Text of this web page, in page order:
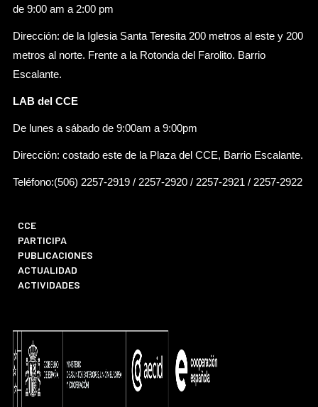
de 9:00 am a 2:00 pm
Dirección: de la Iglesia Santa Teresita 200 metros al este y 200
metros al norte. Frente a la Rotonda del Farolito. Barrio
Escalante.
LAB del CCE
De lunes a sábado de 9:00am a 9:00pm
Dirección: costado este de la Plaza del CCE, Barrio Escalante.
Teléfono:(506) 2257-2919 / 2257-2920 / 2257-2921 / 2257-2922
CCE
PARTICIPA
PUBLICACIONES
ACTUALIDAD
ACTIVIDADES